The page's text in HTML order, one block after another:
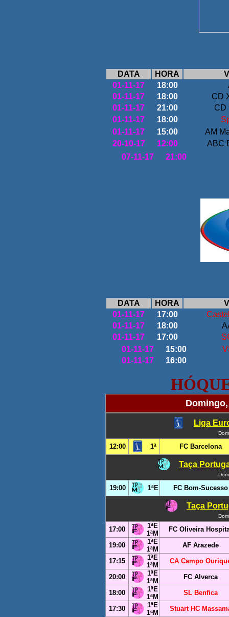
DATA HORA
01-11-17
18:00
01-11-17
18:00
CD
01-11-17
21:00
CD
01-11-17
18:00
01-11-17
15:00
AM
20-10-17
12:00
ABC
07-11-17
21:00
DATA HORA
01-11-17
17:00
01-11-17
18:00
01-11-17
17:00
01-11-17
15:00
01-11-17
16:00
HÓQUEI
Liga
12:00 1ª FC Barcelona
Taça
19:00 1ªE FC Bom-Sucesso
Taça
17:00
1ªE
1ªM
FC Oliveira
19:00
1ªE
1ªM
AF Arazede
17:15
1ªE
1ªM
CA Campo
20:00
1ªE
1ªM
FC Alverca
18:00
1ªE
1ªM
SL Benfica
17:30
1ªE
1ªM
Stuart HC